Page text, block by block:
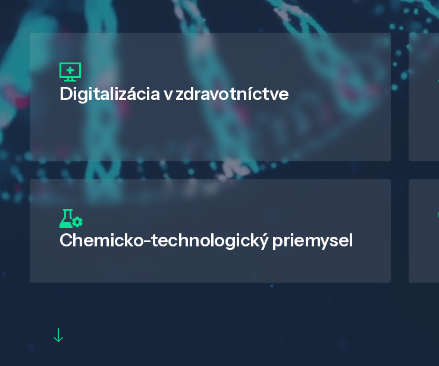
Digitalizáciav zdravotníctve
Chemicko-technologický priemysel